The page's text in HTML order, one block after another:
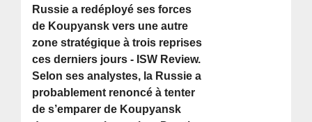
Russie a redéployé ses forces
de Koupyansk vers une autre
zone stratégique à trois reprises
ces derniers jours - ISW Review.
Selon ses analystes, la Russie a
probablement renoncé à tenter
de s’emparer de Koupyansk